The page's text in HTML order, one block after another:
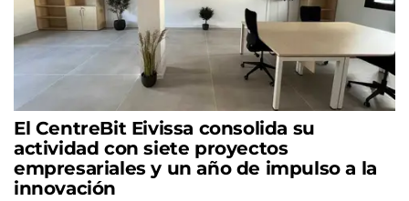
El CentreBit Eivissa consolida su
actividad con siete proyectos
empresariales y un año de impulso a la
innovación